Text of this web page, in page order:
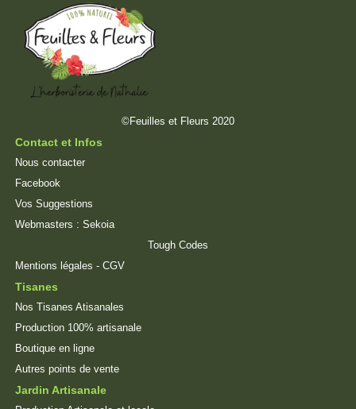
©Feuilles et Fleurs 2020
Contact et Infos
Nous contacter
Facebook
Vos Suggestions
Webmasters : Sekoia
Tough Codes
Mentions légales - CGV
Tisanes
Nos Tisanes Atisanales
Production 100% artisanale
Boutique en ligne
Autres points de vente
Jardin Artisanale